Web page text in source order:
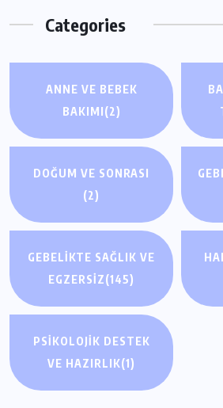
Categories
ANNE VE BEBEK
BAKIMI(2)
DOĞUM VE SONRASI
(2)
GEBELIKTE SAĞLIK VE
EGZERSIZ(145)
PSIKOLOJIK DESTEK
VE HAZIRLIK(1)
GEBELIKTE SAĞLIK VE
Hamilelikte Egzersiz:
GEBELIKTE SAĞLIK VE
Hamilelik Egzersizleri: